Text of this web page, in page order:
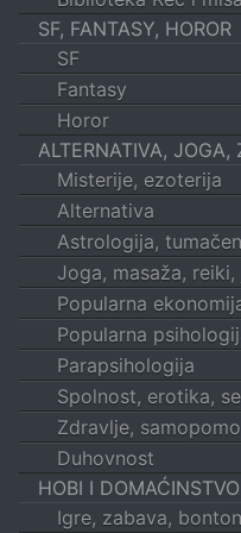
SF, FANTASY, HOROR
SF
Fantasy
Horor
ALTERNATIVA, JOGA,
Misterije, ezoterija
Alternativa
Astrologija,
Joga, masaža,
Popularna
Popularna
Parapsihologija
Spolnost, erotika,
Zdravlje,
Duhovnost
HOBI I DOMAĆINSTVO
Igre, zabava, bonton